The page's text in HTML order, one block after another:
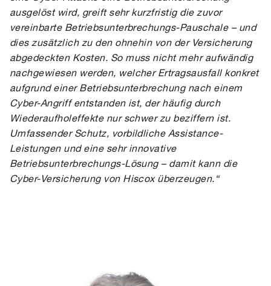
ausgelöst wird, greift sehr kurzfristig die zuvor
vereinbarte Betriebsunterbrechungs-Pauschale – und
dies zusätzlich zu den ohnehin von der Versicherung
abgedeckten Kosten. So muss nicht mehr aufwändig
nachgewiesen werden, welcher Ertragsausfall konkret
aufgrund einer Betriebsunterbrechung nach einem
Cyber-Angriff entstanden ist, der häufig durch
Wiederaufholeffekte nur schwer zu beziffern ist.
Umfassender Schutz, vorbildliche Assistance-
Leistungen und eine sehr innovative
Betriebsunterbrechungs-Lösung – damit kann die
Cyber-Versicherung von Hiscox überzeugen.“